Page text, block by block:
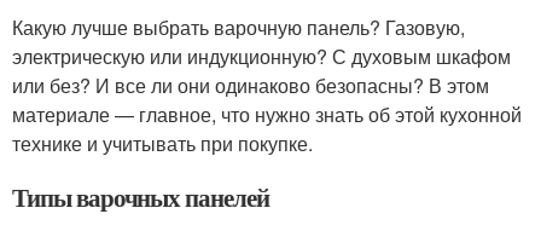
Какую лучше выбрать варочную панель? Газовую,
электрическую или индукционную? С духовым шкафом
или без? И все ли они одинаково безопасны? В этом
материале — главное, что нужно знать об этой кухонной
технике и учитывать при покупке.
Типы варочных панелей